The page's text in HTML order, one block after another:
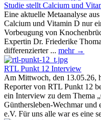
Studie stellt Calcium und
Eine aktuelle Metaanalyse
Calcium und Vitamin D nur
Vorbeugung von
Expertin Dr. Friederike
differenzierter ... mehr →
RTL Punkt 12 Interview
Am Mittwoch, den 13.05.26,
Reporter von RTL Punkt 12
ein Interview zu dem Thema
Günthersleben-Wechmar
e.V. Für uns alle war es eine